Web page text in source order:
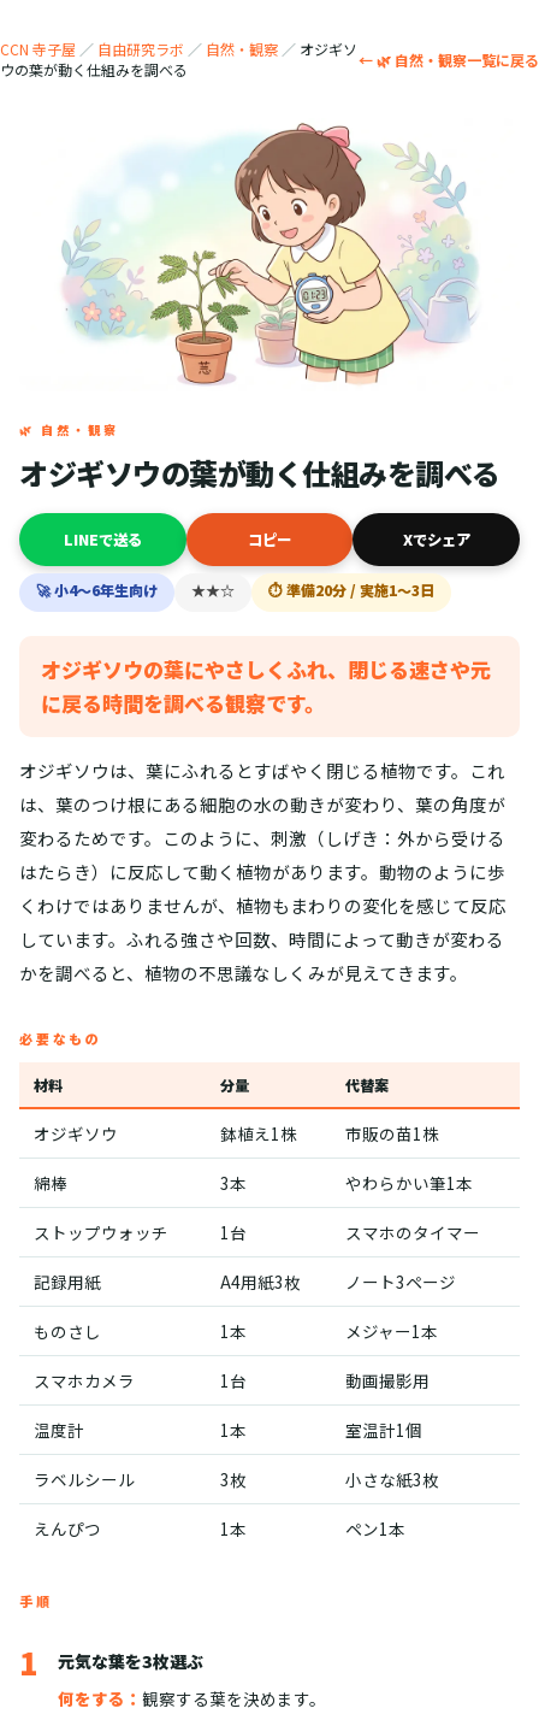
CCN 寺子屋 ／ 自由研究ラボ ／ 自然・観察 ／ オジギソ
ウの葉が動く仕組みを調べる
← 🌿 自然・観察一覧に戻る
🌿 自然・観察
オジギソウの葉が動く仕組みを調べる
LINEで送る コピー Xでシェア
🚀 小4〜6年生向け ★★☆ ⏱ 準備20分 / 実施1〜3日
オジギソウの葉にやさしくふれ、閉じる速さや元
に戻る時間を調べる観察です。
オジギソウは、葉にふれるとすばやく閉じる植物です。これ
は、葉のつけ根にある細胞の水の動きが変わり、葉の角度が
変わるためです。このように、刺激（しげき：外から受ける
はたらき）に反応して動く植物があります。動物のように歩
くわけではありませんが、植物もまわりの変化を感じて反応
しています。ふれる強さや回数、時間によって動きが変わる
かを調べると、植物の不思議なしくみが見えてきます。
必要なもの
材料 分量 代替案
オジギソウ 鉢植え1株 市販の苗1株
綿棒 3本 やわらかい筆1本
ストップウォッチ 1台 スマホのタイマー
記録用紙 A4用紙3枚 ノート3ページ
ものさし 1本 メジャー1本
スマホカメラ 1台 動画撮影用
温度計 1本 室温計1個
ラベルシール 3枚 小さな紙3枚
えんぴつ 1本 ペン1本
手順
1
元気な葉を3枚選ぶ
何をする： 観察する葉を決めます。